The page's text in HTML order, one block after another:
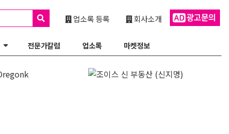
회사소개
업소록 등록
전문가칼럼 업소록 마켓정보